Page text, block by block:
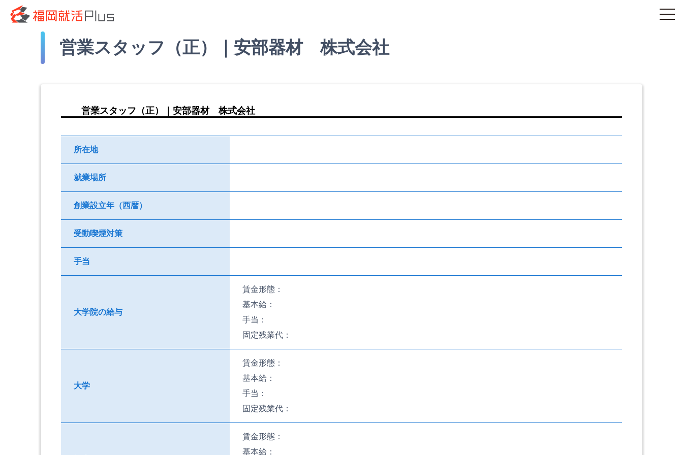
営業スタッフ（正）｜安部器材 株式会社
営業スタッフ（正）｜安部器材 株式会社
所在地
就業場所
創業設立年（西暦）
受動喫煙対策
手当
大学院の給与
賃金形態：
基本給：
手当：
固定残業代：
大学
賃金形態：
基本給：
手当：
固定残業代：
賃金形態：
基本給：